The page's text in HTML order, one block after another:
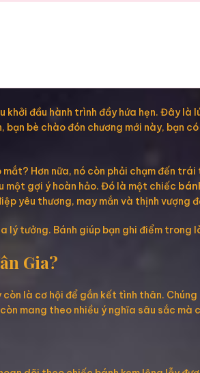
đầu hành trình đầy hứa hẹn. Đây là
bè chào đón chương mới này, bạn
Hơn nữa, nó còn phải chạm đến
một gợi ý hoàn hảo. Đó là một chiếc
yêu thương, may mắn và thịnh vượng
tưởng. Bánh giúp bạn ghi điểm trong
Gia?
là cơ hội để gắn kết tình thân.
mang theo nhiều ý nghĩa sâu sắc mà